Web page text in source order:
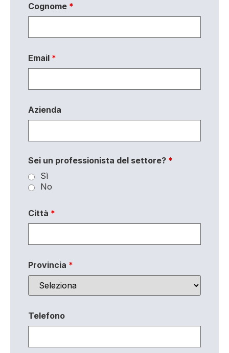
Cognome *
Email *
Azienda
Sei un professionista del settore? *
Sì
No
Città *
Provincia *
Telefono